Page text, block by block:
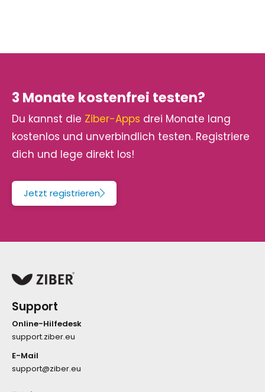
3 Monate kostenfrei testen?
Du kannst die Ziber-Apps drei Monate lang
kostenlos und unverbindlich testen. Registriere
dich und lege direkt los!
Jetzt registrieren
Support
Online-Hilfedesk
support.ziber.eu
E-Mail
support@ziber.eu